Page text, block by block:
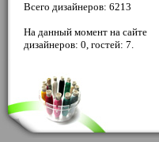
Всего дизайнеров: 6213
На данный момент на сайте
дизайнеров: 0, гостей: 7.